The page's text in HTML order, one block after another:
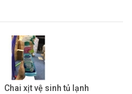
Chai xịt vệ sinh tủ lạnh